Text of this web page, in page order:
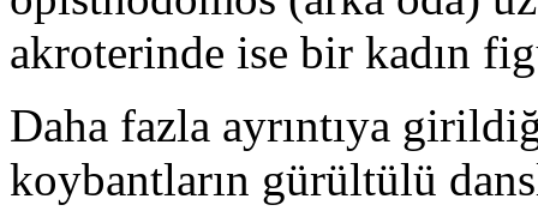
akroterinde ise bir kadın
Daha fazla ayrıntıya
koybantların gürültülü